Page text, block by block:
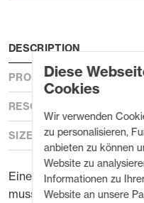
Diese
Cookies
Wir verwenden
zu personalisieren,
anbieten zu können
Website zu
Informationen zu
Website an unsere
DESCRIPTION
Eine Rafting-
muss dabei immer
PRODUCT DETAILS
RESOURCES
SIZE GUIDE